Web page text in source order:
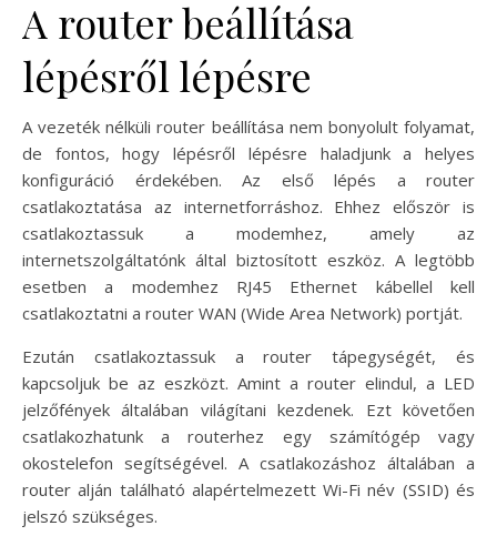
A router beállítása
lépésről lépésre
A vezeték nélküli router beállítása nem bonyolult folyamat,
de fontos, hogy lépésről lépésre haladjunk a helyes
konfiguráció érdekében. Az első lépés a router
csatlakoztatása az internetforráshoz. Ehhez először is
csatlakoztassuk a modemhez, amely az
internetszolgáltatónk által biztosított eszköz. A legtöbb
esetben a modemhez RJ45 Ethernet kábellel kell
csatlakoztatni a router WAN (Wide Area Network) portját.
Ezután csatlakoztassuk a router tápegységét, és
kapcsoljuk be az eszközt. Amint a router elindul, a LED
jelzőfények általában világítani kezdenek. Ezt követően
csatlakozhatunk a routerhez egy számítógép vagy
okostelefon segítségével. A csatlakozáshoz általában a
router alján található alapértelmezett Wi-Fi név (SSID) és
jelszó szükséges.